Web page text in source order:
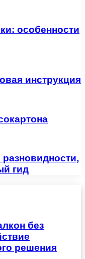
особенности
инструкция
гид
без
решения